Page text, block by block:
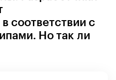
соответствии с
Но так ли